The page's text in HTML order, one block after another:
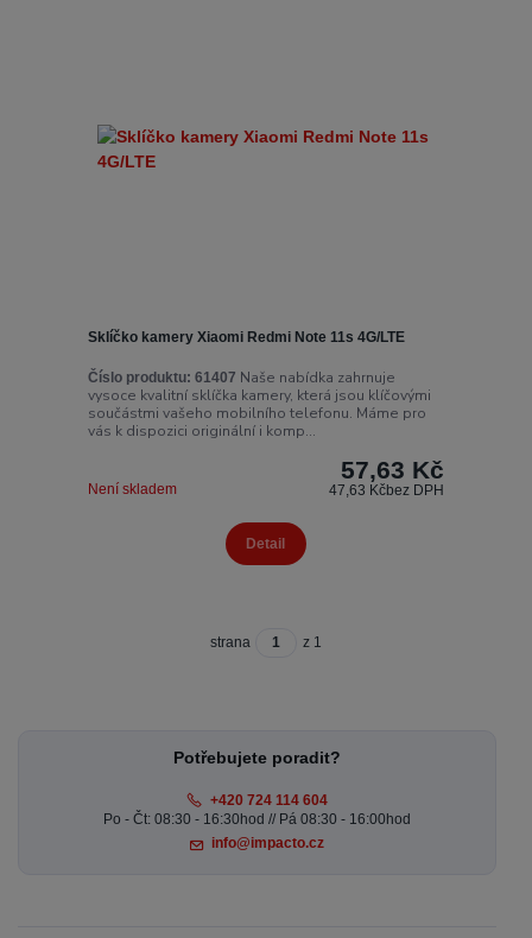
Sklíčko kamery Xiaomi Redmi Note 11s 4G/LTE
Číslo produktu: 61407 Naše nabídka zahrnuje
vysoce kvalitní sklíčka kamery, která jsou klíčovými
součástmi vašeho mobilního telefonu. Máme pro
vás k dispozici originální i komp...
57,63 Kč
47,63 Kčbez DPH
Není skladem
Detail
strana z 1
Potřebujete poradit?
+420 724 114 604
Po - Čt: 08:30 - 16:30hod // Pá 08:30 - 16:00hod
info@impacto.cz